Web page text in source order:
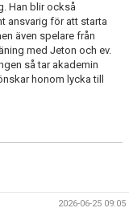
Han blir också
ansvarig för att starta
även spelare från
med Jeton och ev.
så tar akademin
honom lycka till
2026-06-25 09:05